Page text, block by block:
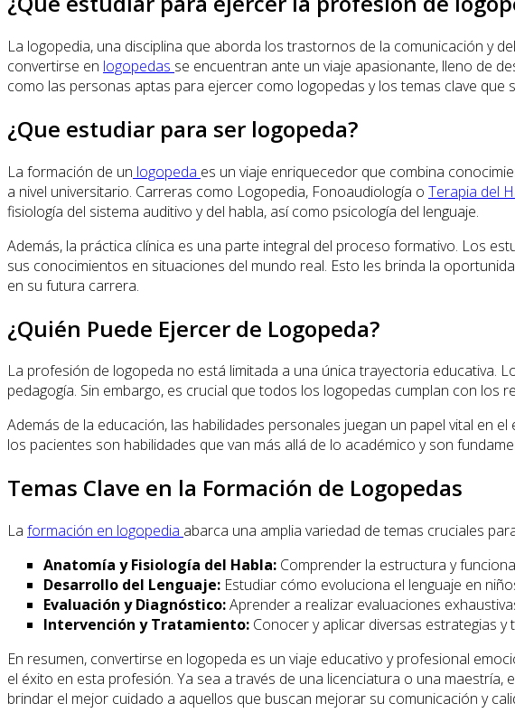
La logopedia, una disciplina que aborda los trastornos de la comunicación y
convertirse en logopedas se encuentran ante un viaje apasionante, lleno de
como las personas aptas para ejercer como logopedas y los temas clave
¿Que estudiar para ser logopeda?
La formación de un logopeda es un viaje enriquecedor que combina
a nivel universitario. Carreras como Logopedia, Fonoaudiología o Terapia del
fisiología del sistema auditivo y del habla, así como psicología del lenguaje.
Además, la práctica clínica es una parte integral del proceso formativo. Los
sus conocimientos en situaciones del mundo real. Esto les brinda la
en su futura carrera.
¿Quién Puede Ejercer de Logopeda?
La profesión de logopeda no está limitada a una única trayectoria educativa.
pedagogía. Sin embargo, es crucial que todos los logopedas cumplan con los
Además de la educación, las habilidades personales juegan un papel vital en
los pacientes son habilidades que van más allá de lo académico y son
Temas Clave en la Formación de Logopedas
La formación en logopedia abarca una amplia variedad de temas cruciales
Anatomía y Fisiología del Habla: Comprender la estructura y
Desarrollo del Lenguaje: Estudiar cómo evoluciona el lenguaje en
Evaluación y Diagnóstico:Aprender a realizar evaluaciones
Intervención y Tratamiento: Conocer y aplicar diversas estrategias
En resumen, convertirse en logopeda es un viaje educativo y profesional
el éxito en esta profesión. Ya sea a través de una licenciatura o una
brindar el mejor cuidado a aquellos que buscan mejorar su comunicación y